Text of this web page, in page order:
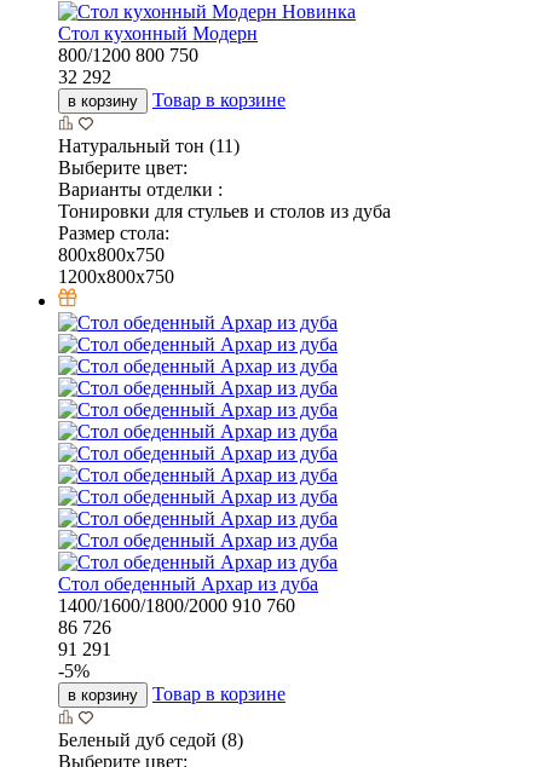
Новинка
Стол кухонный Модерн
800/1200 800 750
32 292
в корзину Товар в корзине
Натуральный тон (11)
Выберите цвет:
Варианты отделки :
Тонировки для стульев и столов из дуба
Размер стола:
800х800х750
1200х800х750
Стол обеденный Архар из дуба
1400/1600/1800/2000 910 760
86 726
91 291
-5%
в корзину Товар в корзине
Беленый дуб седой (8)
Выберите цвет: